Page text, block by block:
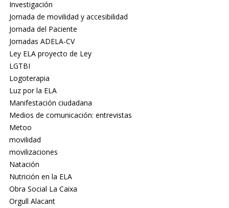
Investigación
Jornada de movilidad y accesibilidad
Jornada del Paciente
Jornadas ADELA-CV
Ley ELA proyecto de Ley
LGTBI
Logoterapia
Luz por la ELA
Manifestación ciudadana
Medios de comunicación: entrevistas
Metoo
movilidad
movilizaciones
Natación
Nutrición en la ELA
Obra Social La Caixa
Orgull Alacant